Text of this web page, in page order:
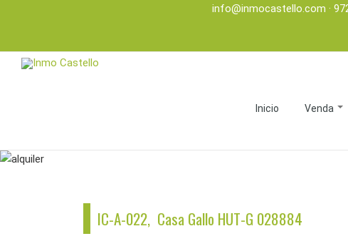
info@inmocastello.com ·
Inicio Venda
IC-A-022, Casa Gallo HUT-G 028884